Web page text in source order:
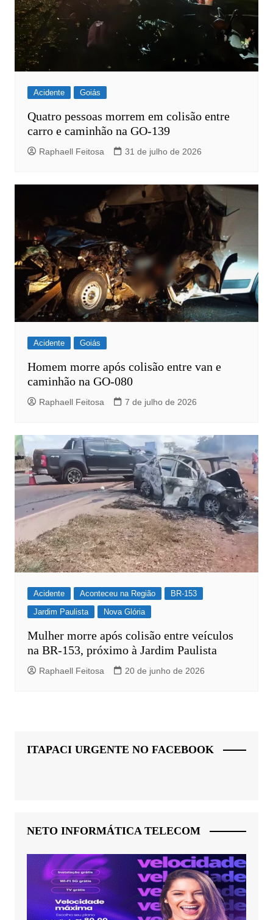
Acidente Goiás
Quatro pessoas morrem em colisão entre
carro e caminhão na GO-139
Raphaell Feitosa 31 de julho de 2026
Acidente Goiás
Homem morre após colisão entre van e
caminhão na GO-080
Raphaell Feitosa 7 de julho de 2026
Acidente Aconteceu na Região
BR-153
Jardim Paulista
Nova Glória
Mulher morre após colisão entre veículos
na BR-153, próximo à Jardim Paulista
Raphaell Feitosa 20 de junho de 2026
ITAPACI URGENTE NO FACEBOOK
NETO INFORMÁTICA TELECOM